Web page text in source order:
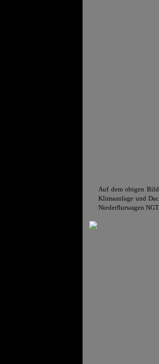
Auf dem obigen
Klimaanlage und
Niederflurwagen